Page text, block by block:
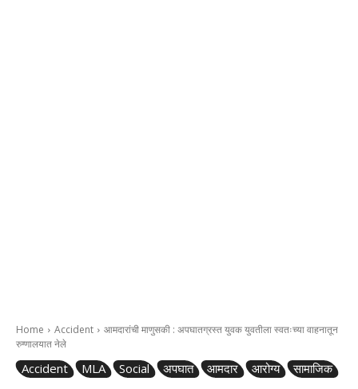
Home Accident
आमदारांची माणुसकी : अपघातग्रस्त युवक युवतीला स्वतःच्या वाहनातून
रुग्णालयात नेले
Accident MLA Social अपघात आमदार आरोग्य सामाजिक